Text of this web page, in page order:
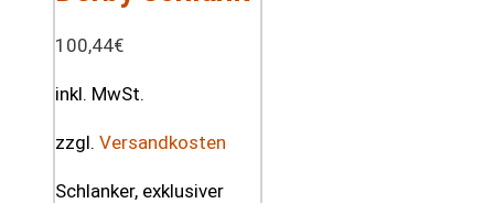
100,44€
inkl. MwSt.
zzgl. Versandkosten
Schlanker, exklusiver